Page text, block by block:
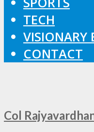
TECH
VISIONARY
CONTACT
Col Rajyavardhan